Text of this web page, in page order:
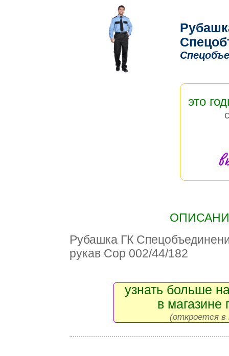
это
Рубашка ГК
рукав Сор 002/44/182
узнать больше
в магазине
(откроется в